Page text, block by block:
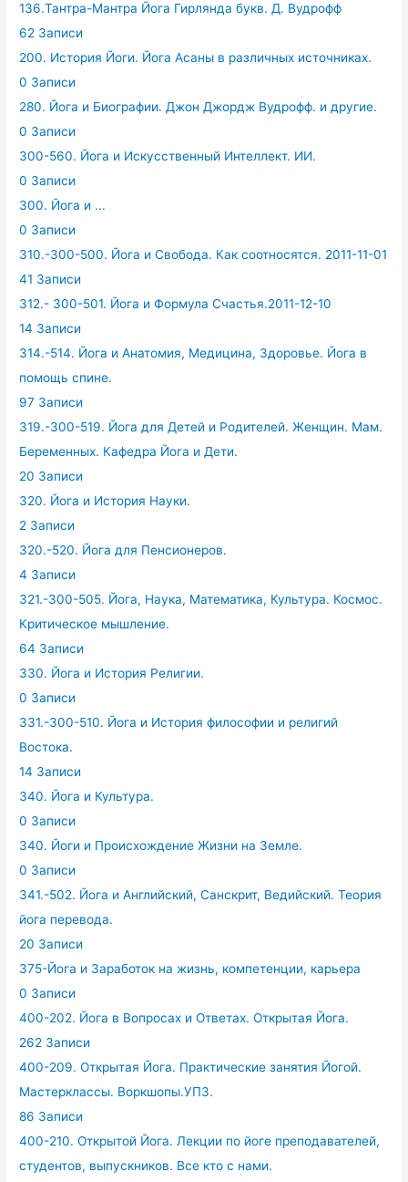
136.Тантра-Мантра Йога Гирлянда букв. Д. Вудрофф
62 Записи
200. История Йоги. Йога Асаны в различных источниках.
0 Записи
280. Йога и Биографии. Джон Джордж Вудрофф. и другие.
0 Записи
300-560. Йога и Искусственный Интеллект. ИИ.
0 Записи
300. Йога и ...
0 Записи
310.-300-500. Йога и Свобода. Как соотносятся. 2011-11-01
41 Записи
312.- 300-501. Йога и Формула Счастья.2011-12-10
14 Записи
314.-514. Йога и Анатомия, Медицина, Здоровье. Йога в
помощь спине.
97 Записи
319.-300-519. Йога для Детей и Родителей. Женщин. Мам.
Беременных. Кафедра Йога и Дети.
20 Записи
320. Йога и История Науки.
2 Записи
320.-520. Йога для Пенсионеров.
4 Записи
321.-300-505. Йога, Наука, Математика, Культура. Космос.
Критическое мышление.
64 Записи
330. Йога и История Религии.
0 Записи
331.-300-510. Йога и История философии и религий
Востока.
14 Записи
340. Йога и Культура.
0 Записи
340. Йоги и Происхождение Жизни на Земле.
0 Записи
341.-502. Йога и Английский, Санскрит, Ведийский. Теория
йога перевода.
20 Записи
375-Йога и Заработок на жизнь, компетенции, карьера
0 Записи
400-202. Йога в Вопросах и Ответах. Открытая Йога.
262 Записи
400-209. Открытая Йога. Практические занятия Йогой.
Мастерклассы. Воркшопы.УПЗ.
86 Записи
400-210. Открытой Йога. Лекции по йоге преподавателей,
студентов, выпускников. Все кто с нами.